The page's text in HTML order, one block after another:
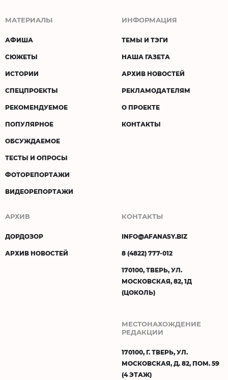
МАТЕРИАЛЫ
АФИША
СЮЖЕТЫ
ИСТОРИИ
СПЕЦПРОЕКТЫ
РЕКОМЕНДУЕМОЕ
ПОПУЛЯРНОЕ
ОБСУЖДАЕМОЕ
ТЕСТЫ И ОПРОСЫ
ФОТОРЕПОРТАЖИ
ВИДЕОРЕПОРТАЖИ
ИНФОРМАЦИЯ
ТЕМЫ И ТЭГИ
НАША ГАЗЕТА
АРХИВ НОВОСТЕЙ
РЕКЛАМОДАТЕЛЯМ
О ПРОЕКТЕ
КОНТАКТЫ
АРХИВ
ДОРДОЗОР
АРХИВ НОВОСТЕЙ
КОНТАКТЫ
INFO@AFANASY.BIZ
8 (4822) 777-012
170100, ТВЕРЬ, УЛ.
МОСКОВСКАЯ, 82, 1Д
(ЦОКОЛЬ)
МЕСТОНАХОЖДЕНИЕ
РЕДАКЦИИ
170100, Г. ТВЕРЬ, УЛ.
МОСКОВСКАЯ, Д. 82, ПОМ. 59
(4 ЭТАЖ)